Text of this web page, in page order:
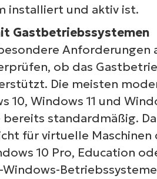
installiert und aktiv ist.
Gastbetriebssystemen
Anforderungen
ob das
Die meisten
10, Windows 11 und
standardmäßig.
für virtuelle Maschinen
10 Pro, Education